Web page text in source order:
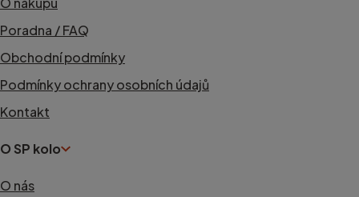
Poradna / FAQ
Obchodní podmínky
Podmínky ochrany osobních údajů
Kontakt
O SP kolo
O nás